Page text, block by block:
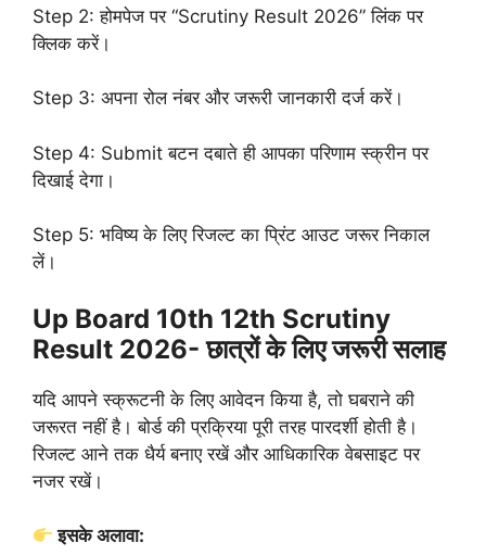
Step 2: होमपेज पर “Scrutiny Result 2026” लिंक पर
क्लिक करें।
Step 3: अपना रोल नंबर और जरूरी जानकारी दर्ज करें।
Step 4: Submit बटन दबाते ही आपका परिणाम स्क्रीन पर
दिखाई देगा।
Step 5: भविष्य के लिए रिजल्ट का प्रिंट आउट जरूर निकाल
लें।
Up Board 10th 12th Scrutiny
Result 2026- छात्रों के लिए जरूरी सलाह
यदि आपने स्क्रूटनी के लिए आवेदन किया है, तो घबराने की
जरूरत नहीं है। बोर्ड की प्रक्रिया पूरी तरह पारदर्शी होती है।
रिजल्ट आने तक धैर्य बनाए रखें और आधिकारिक वेबसाइट पर
नजर रखें।
इसके अलावा: